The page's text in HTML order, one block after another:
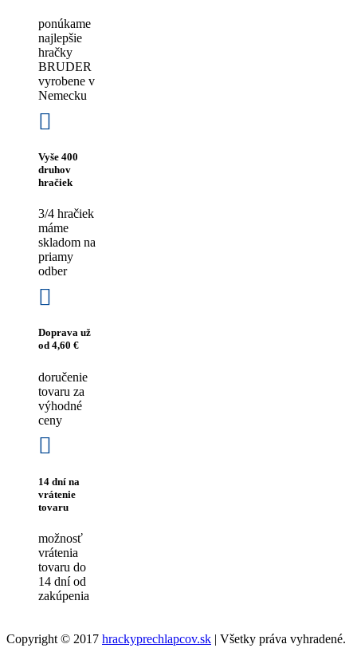
ponúkame
najlepšie
hračky
BRUDER
vyrobene v
Nemecku
Vyše 400
druhov
hračiek
3/4 hračiek
máme
skladom na
priamy
odber
Doprava už
od 4,60 €
doručenie
tovaru za
výhodné
ceny
14 dní na
vrátenie
tovaru
možnosť
vrátenia
tovaru do
14 dní od
zakúpenia
Copyright © 2017 hrackyprechlapcov.sk | Všetky práva vyhradené.